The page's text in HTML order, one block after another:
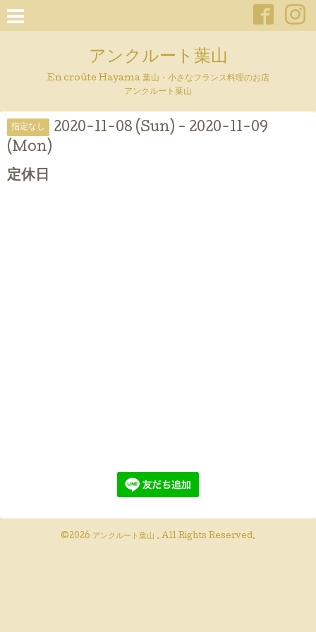
アンクルート葉山
En croûte Hayama 葉山・小さなフランス料理のお店
アンクルート葉山
指定なし
2020-11-08 (Sun) - 2020-11-09
(Mon)
定休日
©2026 アンクルート葉山 . All Rights Reserved.